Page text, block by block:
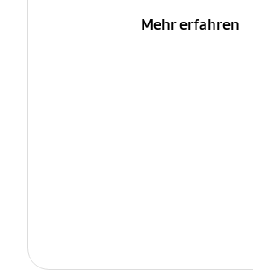
Mehr erfahren